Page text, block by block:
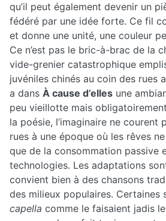
qu’il peut également devenir un
fédéré par une idée forte. Ce fil
et donne une unité, une couleur
Ce n’est pas le bric-à-brac de la
vide-grenier catastrophique
juvéniles chinés au coin des rues
a dans À cause d’elles une
peu vieillotte mais
la poésie, l’imaginaire ne courent
rues à une époque où les rêves
que de la consommation passive
technologies. Les adaptations
convient bien à des chansons
des milieux populaires. Certaines
capella comme le faisaient jadis